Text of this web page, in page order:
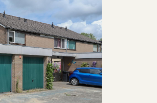
Eigendom
ketel
ketel
ventilatie, tv kabel,
dakraam
steen, carport
parkeren, op eigen terrein